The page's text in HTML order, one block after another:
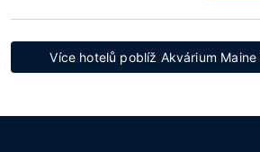
Více hotelů poblíž Akvárium Maine